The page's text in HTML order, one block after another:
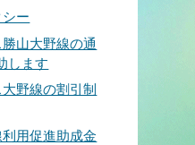
ー
山大野線の通
します
野線の割引制
用促進助成金